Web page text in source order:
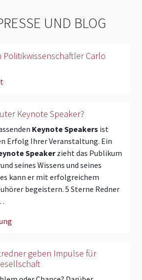
UND BLOG
Carlo
Keynote Speaker?
Keynote Speakers ist
Erfolg Ihrer Veranstaltung. Ein
Speakerzieht das Publikum
seines Wissens und seines
kann er mit erfolgreichem
begeistern. 5 Sterne Redner
geben Impulse für